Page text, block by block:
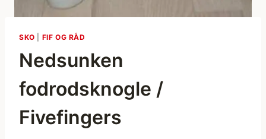
SKO FIF OG RÅD
Nedsunken
fodrodsknogle /
Fivefingers